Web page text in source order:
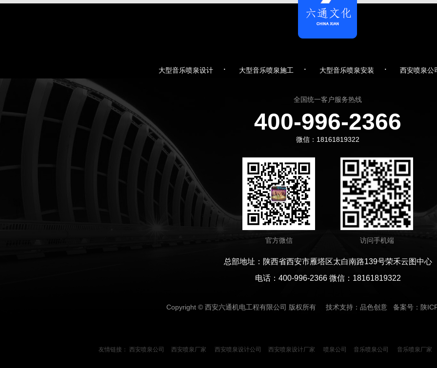
大型音乐喷泉设计 · 大型音乐喷泉施工 · 大型音乐喷泉安装 · 西安喷泉公
全国统一客户服务热线
400-996-2366
微信：18161819322
官方微信 访问手机端
总部地址：陕西省西安市雁塔区太白南路139号荣禾云图中心
电话：400-996-2366 微信：18161819322
Copyright © 西安六通机电工程有限公司 版权所有 技术支持：品色创意 备案号： 陕
友情链接： 西安喷泉公司 西安喷泉厂家 西安喷泉设计公司 西安喷泉设计厂家 喷泉公司 音乐喷泉公司 音乐喷泉厂家